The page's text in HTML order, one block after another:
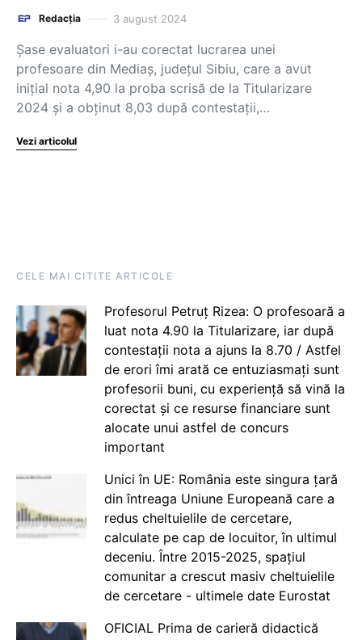
Redacția 3 august 2024
Șase evaluatori i-au corectat lucrarea unei
profesoare din Mediaș, județul Sibiu, care a avut
inițial nota 4,90 la proba scrisă de la Titularizare
2024 și a obținut 8,03 după contestații,…
Vezi articolul
CELE MAI CITITE ARTICOLE
Profesorul Petruț Rizea: O profesoară a
luat nota 4.90 la Titularizare, iar după
contestații nota a ajuns la 8.70 / Astfel
de erori îmi arată ce entuziasmați sunt
profesorii buni, cu experiență să vină la
corectat și ce resurse financiare sunt
alocate unui astfel de concurs
important
Unici în UE: România este singura țară
din întreaga Uniune Europeană care a
redus cheltuielile de cercetare,
calculate pe cap de locuitor, în ultimul
deceniu. Între 2015-2025, spațiul
comunitar a crescut masiv cheltuielile
de cercetare - ultimele date Eurostat
OFICIAL Prima de carieră didactică